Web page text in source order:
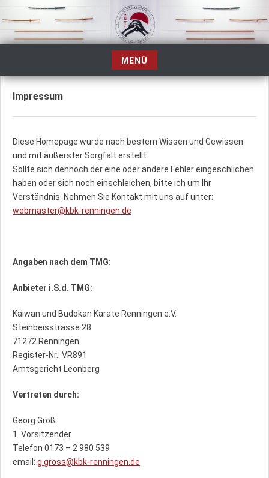
Inhalt
springen
MENÜ
Zum
springen
Impressum
Diese Homepage wurde nach bestem Wissen und Gewissen
und mit äußerster Sorgfalt erstellt.
Sollte sich dennoch der eine oder andere Fehler eingeschlichen
haben oder sich noch einschleichen, bitte ich um Ihr
Verständnis. Nehmen Sie Kontakt mit uns auf unter:
webmaster@kbk-renningen.de
Angaben nach dem TMG:
Anbieter i.S.d. TMG:
Kaiwan und Budokan Karate Renningen e.V.
Steinbeisstrasse 28
71272 Renningen
Register-Nr.: VR891
Amtsgericht Leonberg
Vertreten durch:
Georg Groß
1. Vorsitzender
Telefon 0173 – 2 980 539
email: g.gross@kbk-renningen.de